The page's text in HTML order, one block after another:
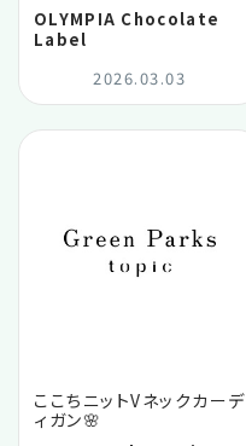
OLYMPIA Chocolate
Label
2026.03.03
ここちニットVネックカーデ
ィガン🌸